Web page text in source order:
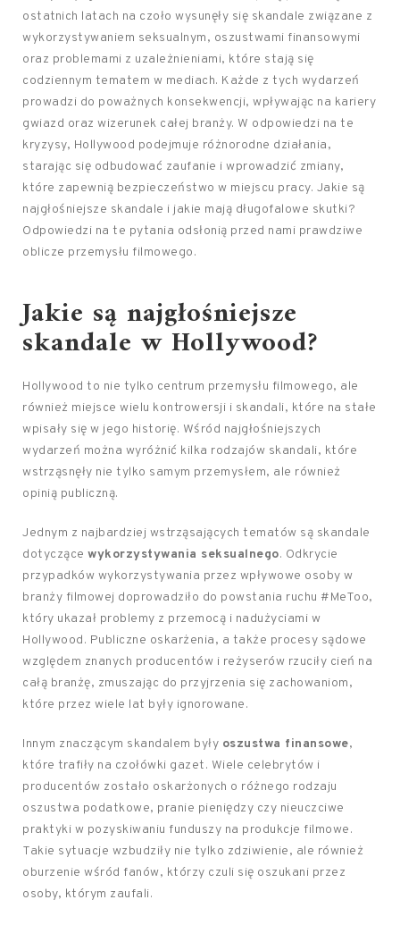
ostatnich latach na czoło wysunęły się skandale związane z
wykorzystywaniem seksualnym, oszustwami finansowymi
oraz problemami z uzależnieniami, które stają się
codziennym tematem w mediach. Każde z tych wydarzeń
prowadzi do poważnych konsekwencji, wpływając na kariery
gwiazd oraz wizerunek całej branży. W odpowiedzi na te
kryzysy, Hollywood podejmuje różnorodne działania,
starając się odbudować zaufanie i wprowadzić zmiany,
które zapewnią bezpieczeństwo w miejscu pracy. Jakie są
najgłośniejsze skandale i jakie mają długofalowe skutki?
Odpowiedzi na te pytania odsłonią przed nami prawdziwe
oblicze przemysłu filmowego.
Jakie są najgłośniejsze
skandale w Hollywood?
Hollywood to nie tylko centrum przemysłu filmowego, ale
również miejsce wielu kontrowersji i skandali, które na stałe
wpisały się w jego historię. Wśród najgłośniejszych
wydarzeń można wyróżnić kilka rodzajów skandali, które
wstrząsnęły nie tylko samym przemysłem, ale również
opinią publiczną.
Jednym z najbardziej wstrząsających tematów są skandale
dotyczące wykorzystywania seksualnego. Odkrycie
przypadków wykorzystywania przez wpływowe osoby w
branży filmowej doprowadziło do powstania ruchu #MeToo,
który ukazał problemy z przemocą i nadużyciami w
Hollywood. Publiczne oskarżenia, a także procesy sądowe
względem znanych producentów i reżyserów rzuciły cień na
całą branżę, zmuszając do przyjrzenia się zachowaniom,
które przez wiele lat były ignorowane.
Innym znaczącym skandalem były oszustwa finansowe,
które trafiły na czołówki gazet. Wiele celebrytów i
producentów zostało oskarżonych o różnego rodzaju
oszustwa podatkowe, pranie pieniędzy czy nieuczciwe
praktyki w pozyskiwaniu funduszy na produkcje filmowe.
Takie sytuacje wzbudziły nie tylko zdziwienie, ale również
oburzenie wśród fanów, którzy czuli się oszukani przez
osoby, którym zaufali.